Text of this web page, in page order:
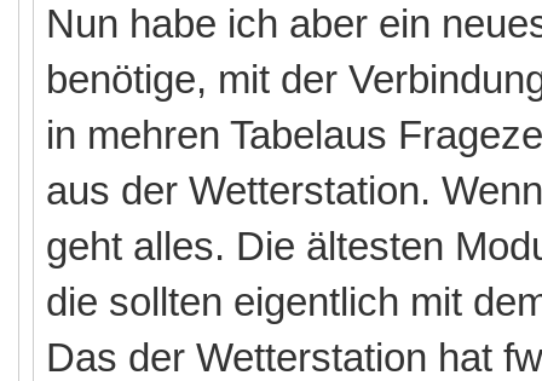
Nun habe ich aber ein
benötige, mit der
in mehren Tabelaus
aus der Wetterstation.
geht alles. Die ältesten
die sollten eigentlich mit
Das der Wetterstation hat